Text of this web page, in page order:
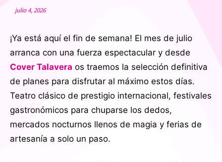
julio 4, 2026
¡Ya está aquí el fin de semana! El mes de julio
arranca con una fuerza espectacular y desde
Cover Talavera os traemos la selección definitiva
de planes para disfrutar al máximo estos días.
Teatro clásico de prestigio internacional, festivales
gastronómicos para chuparse los dedos,
mercados nocturnos llenos de magia y ferias de
artesanía a solo un paso.